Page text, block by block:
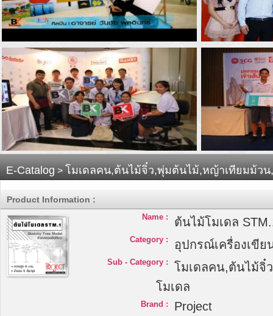
E-Catalog > โมเดลคน,ต้นไม้จิ๋ว,พุ่มต้นไม้,หญ้าเทียมม้วน
Product Information :
Name : ต้นไม้โมเดล
Category : อุปกรณ์เครื่องเขีย
Sub - Category :
โมเดลคน,ต้นไม้จิ๋
โมเดล
Brand : Project